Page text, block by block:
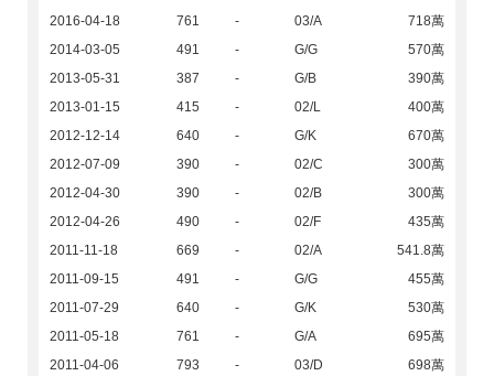
2016-04-18
761 - 03/A
718萬
2014-03-05
491 - G/G
570萬
2013-05-31
387 - G/B
390萬
2013-01-15
415 - 02/L
400萬
2012-12-14
640 - G/K
670萬
2012-07-09
390 - 02/C
300萬
2012-04-30
390 - 02/B
300萬
2012-04-26
490 - 02/F
435萬
2011-11-18
669 - 02/A
541.8萬
2011-09-15
491 - G/G
455萬
2011-07-29
640 - G/K
530萬
2011-05-18
761 - G/A
695萬
2011-04-06
793 - 03/D
698萬